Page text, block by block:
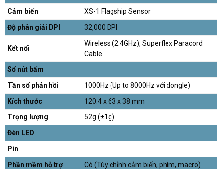
Cảm biến
XS-1 Flagship Sensor
Độ phân giải DPI
32,000 DPI
Kết nối
Wireless (2.4GHz), Superflex Paracord
Cable
Số nút bấm
Tần số phản hồi
1000Hz (Up to 8000Hz với dongle)
Kích thước
120.4 x 63 x 38 mm
Trọng lượng
52g (±1g)
Đèn LED
Pin
Phần mềm hỗ trợ
Có (Tùy chỉnh cảm biến, phím, macro)